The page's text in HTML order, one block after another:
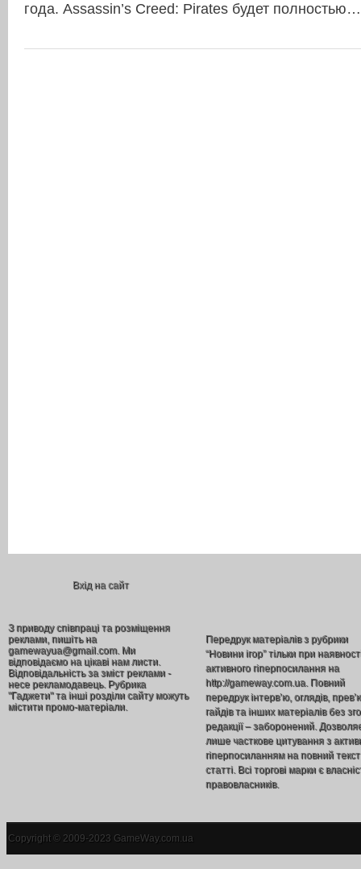
года. Assassin’s Creed: Pirates будет
Вхід на сайт
З приводу співпраці та розміщення
реклами, пишіть на
gamewayua@gmail.com. Ми
відповідаємо на цікаві нам листи.
Відповідальність за зміст реклами -
несе рекламодавець. Рубрика
"Гаджети" та інші розділи сайту можуть
містити промо-матеріали.
Передрук матеріалів з рубрики
“Новини ігор” тільки при
активного гіперпосилання на
http://gameway.com.ua. Повний
передрук інтерв’ю, оглядів,
гайдів та інших матеріалів без
редакції – заборонений.
лише часткове цитування з
гіперпосиланням на повний текст
статті. Всі торгові марки є
правовласників.
Copyright © 2009-2023 GameWay.com.ua